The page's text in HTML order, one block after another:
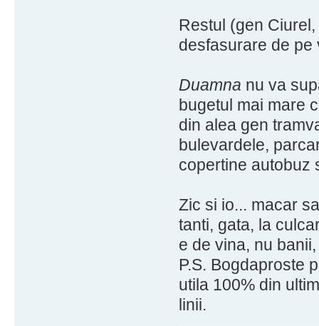
Restul (gen
desfasurare de pe
Duamna nu va
bugetul mai mare
din alea gen
bulevardele,
copertine autobuz
Zic si io... macar
tanti, gata, la
e de vina, nu
P.S. Bogdaproste
utila 100% din
linii.